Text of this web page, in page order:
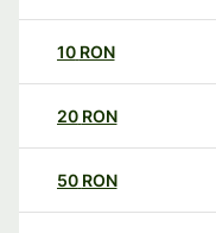
10 RON
20 RON
50 RON